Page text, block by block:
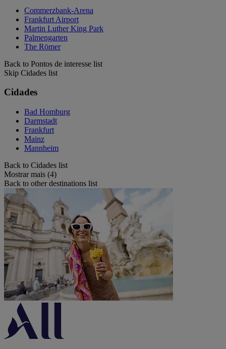
Commerzbank-Arena
Frankfurt Airport
Martin Luther King Park
Palmengarten
The Römer
Back to Pontos de interesse list
Skip Cidades list
Cidades
Bad Homburg
Darmstadt
Frankfurt
Mainz
Mannheim
Back to Cidades list
Mostrar mais (4)
Back to other destinations list